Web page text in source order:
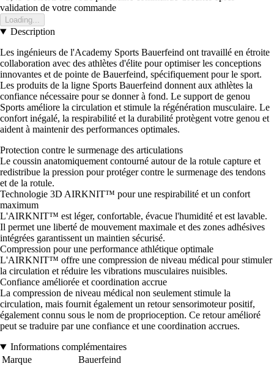
validation de votre commande
Loading...
Description
Les ingénieurs de l'Academy Sports Bauerfeind ont travaillé en étroite
collaboration avec des athlètes d'élite pour optimiser les conceptions
innovantes et de pointe de Bauerfeind, spécifiquement pour le sport.
Les produits de la ligne Sports Bauerfeind donnent aux athlètes la
confiance nécessaire pour se donner à fond. Le support de genou
Sports améliore la circulation et stimule la régénération musculaire. Le
confort inégalé, la respirabilité et la durabilité protègent votre genou et
aident à maintenir des performances optimales.
Protection contre le surmenage des articulations
Le coussin anatomiquement contourné autour de la rotule capture et
redistribue la pression pour protéger contre le surmenage des tendons
et de la rotule.
Technologie 3D AIRKNIT™ pour une respirabilité et un confort
maximum
L'AIRKNIT™ est léger, confortable, évacue l'humidité et est lavable.
Il permet une liberté de mouvement maximale et des zones adhésives
intégrées garantissent un maintien sécurisé.
Compression pour une performance athlétique optimale
L'AIRKNIT™ offre une compression de niveau médical pour stimuler
la circulation et réduire les vibrations musculaires nuisibles.
Confiance améliorée et coordination accrue
La compression de niveau médical non seulement stimule la
circulation, mais fournit également un retour sensorimoteur positif,
également connu sous le nom de proprioception. Ce retour amélioré
peut se traduire par une confiance et une coordination accrues.
Informations complémentaires
Marque
Bauerfeind